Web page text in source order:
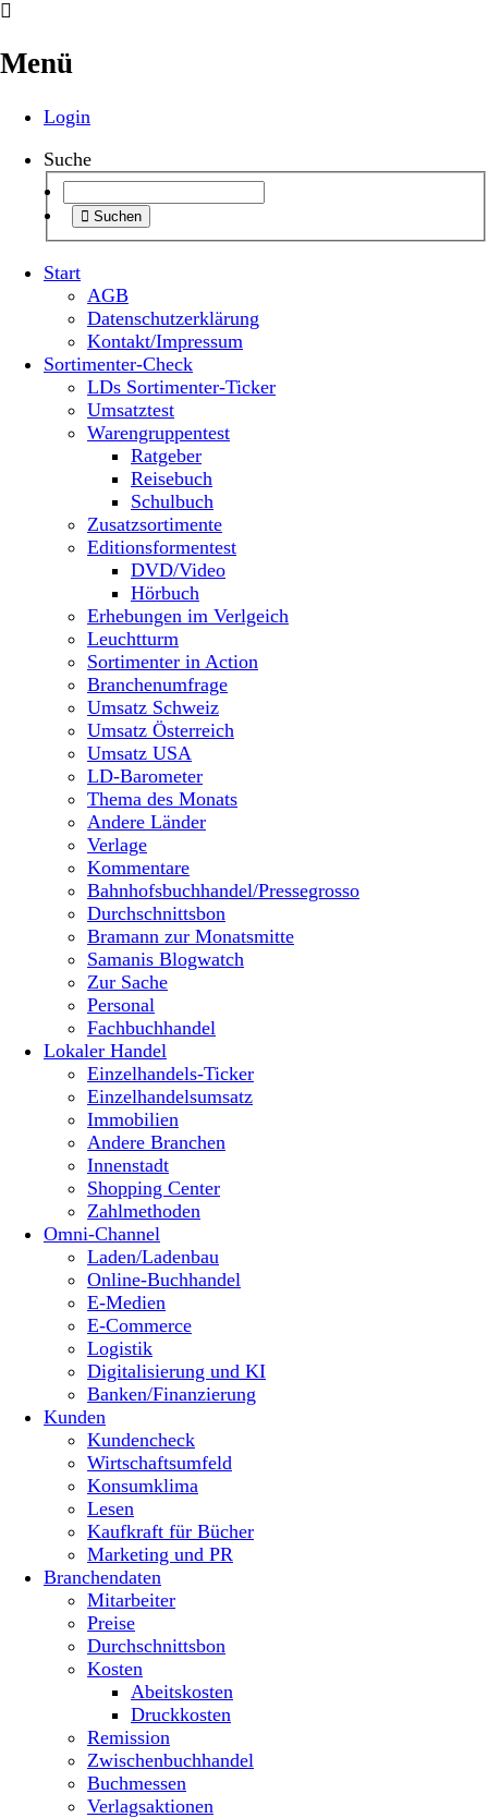
Menü
Login
Suche
Suchen
Start
AGB
Datenschutzerklärung
Kontakt/Impressum
Sortimenter-Check
LDs Sortimenter-Ticker
Umsatztest
Warengruppentest
Ratgeber
Reisebuch
Schulbuch
Zusatzsortimente
Editionsformentest
DVD/Video
Hörbuch
Erhebungen im Verlgeich
Leuchtturm
Sortimenter in Action
Branchenumfrage
Umsatz Schweiz
Umsatz Österreich
Umsatz USA
LD-Barometer
Thema des Monats
Andere Länder
Verlage
Kommentare
Bahnhofsbuchhandel/Pressegrosso
Durchschnittsbon
Bramann zur Monatsmitte
Samanis Blogwatch
Zur Sache
Personal
Fachbuchhandel
Lokaler Handel
Einzelhandels-Ticker
Einzelhandelsumsatz
Immobilien
Andere Branchen
Innenstadt
Shopping Center
Zahlmethoden
Omni-Channel
Laden/Ladenbau
Online-Buchhandel
E-Medien
E-Commerce
Logistik
Digitalisierung und KI
Banken/Finanzierung
Kunden
Kundencheck
Wirtschaftsumfeld
Konsumklima
Lesen
Kaufkraft für Bücher
Marketing und PR
Branchendaten
Mitarbeiter
Preise
Durchschnittsbon
Kosten
Abeitskosten
Druckkosten
Remission
Zwischenbuchhandel
Buchmessen
Verlagsaktionen